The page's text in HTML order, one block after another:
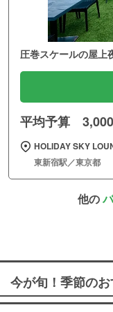
圧巻スケールの屋上
平均予算
HOLIDAY SKY
東新宿駅／東京都
他の
今が旬！季節の